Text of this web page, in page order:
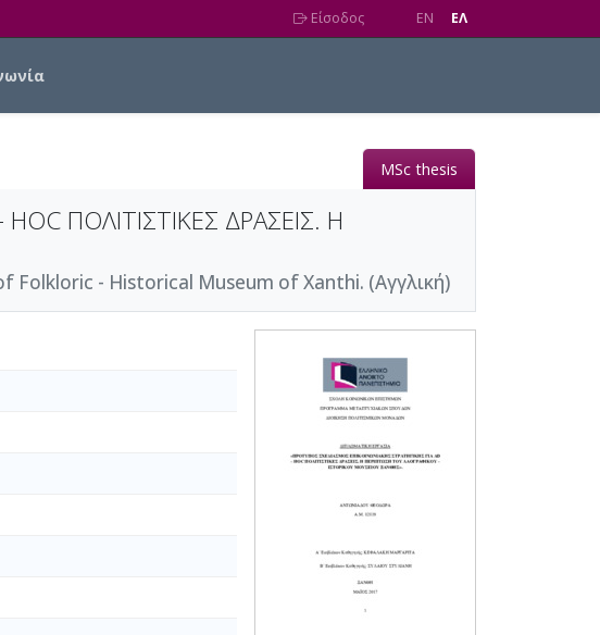
Είσοδος EN EΛ
MSc thesis
ΠΟΛΙΤΙΣΤΙΚΕΣ ΔΡΑΣΕΙΣ. Η
- Historical Museum of Xanthi. (Αγγλική)